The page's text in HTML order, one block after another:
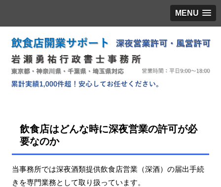
MENU
飲食店はどんな時に深夜営業の許可が必
要なのか
当事務所では深夜酒類提供飲食店営業（深酒）の届出手続
きを専門業務として取り扱っています。